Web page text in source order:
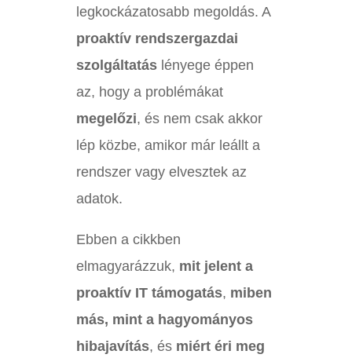
legkockázatosabb megoldás. A
proaktív rendszergazdai
szolgáltatáslényege éppen
az, hogy a problémákat
megelőzi, és nem csak akkor
lép közbe, amikor már leállt a
rendszer vagy elvesztek az
adatok.
Ebben a cikkben
elmagyarázzuk, mit jelent a
proaktív IT támogatás, miben
más, mint a hagyományos
hibajavítás, és miért éri meg